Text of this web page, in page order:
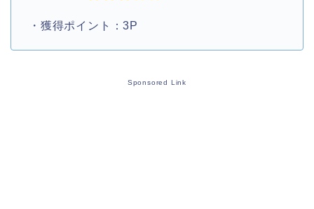
・獲得ポイント：3P
Sponsored Link